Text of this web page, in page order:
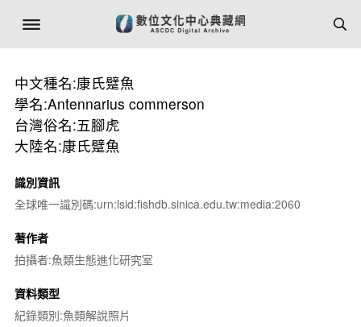
中文種名:康氏躄魚
學名:Antennarius commerson
台灣俗名:五腳虎
大陸名:康氏躄魚
識別資訊
全球唯一識別碼:urn:lsid:fishdb.sinica.edu.tw:media:2060
著作者
拍攝者:魚類生態進化研究室
資料類型
紀錄類別:魚類解說照片